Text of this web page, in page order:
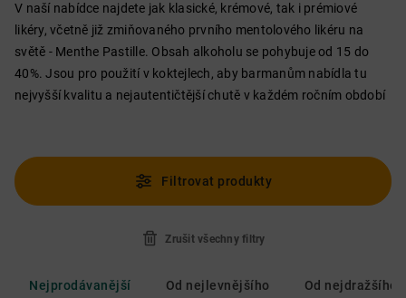
V naší nabídce najdete jak klasické, krémové, tak i prémiové
likéry, včetně již zmiňovaného prvního mentolového likéru na
světě - Menthe Pastille. Obsah alkoholu se pohybuje od 15 do
40%. Jsou pro použití v koktejlech, aby barmanům nabídla tu
nejvyšší kvalitu a nejautentičtější chutě v každém ročním období
Filtrovat produkty
Zrušit všechny filtry
Nejprodávanější Od nejlevnějšího Od nejdražšího